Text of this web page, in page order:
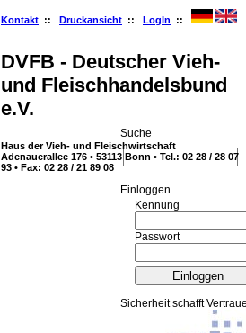
Kontakt :: Druckansicht :: LogIn ::
DVFB - Deutscher Vieh-
und Fleischhandelsbund
e.V.
Haus der Vieh- und Fleischwirtschaft
Adenauerallee 176 • 53113 Bonn • Tel.: 02 28 / 28 07
93 • Fax: 02 28 / 21 89 08
Suche
Ein­log­gen
Kennung
Passwort
Sicherheit schafft